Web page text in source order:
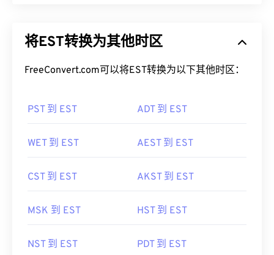
将EST转换为其他时区
FreeConvert.com可以将EST转换为以下其他时区：
PST 到 EST ADT 到 EST
WET 到 EST AEST 到 EST
CST 到 EST AKST 到 EST
MSK 到 EST HST 到 EST
NST 到 EST PDT 到 EST